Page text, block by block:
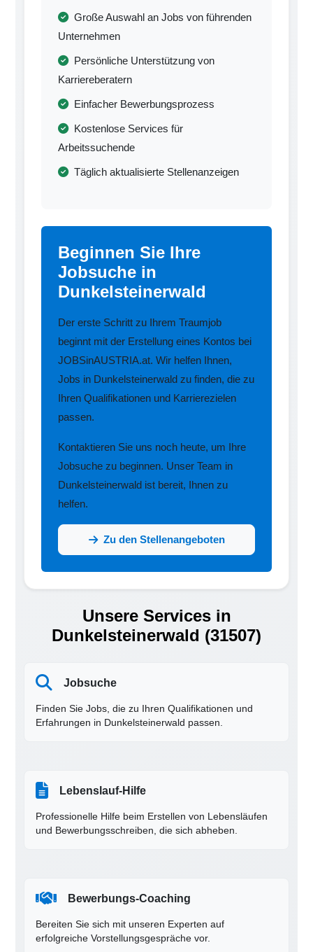
Große Auswahl an Jobs von führenden
Unternehmen
Persönliche Unterstützung von
Karriereberatern
Einfacher Bewerbungsprozess
Kostenlose Services für
Arbeitssuchende
Täglich aktualisierte Stellenanzeigen
Beginnen Sie Ihre
Jobsuche in
Dunkelsteinerwald
Der erste Schritt zu Ihrem Traumjob
beginnt mit der Erstellung eines Kontos bei
JOBSinAUSTRIA.at. Wir helfen Ihnen,
Jobs in Dunkelsteinerwald zu finden, die zu
Ihren Qualifikationen und Karrierezielen
passen.
Kontaktieren Sie uns noch heute, um Ihre
Jobsuche zu beginnen. Unser Team in
Dunkelsteinerwald ist bereit, Ihnen zu
helfen.
Zu den Stellenangeboten
Unsere Services in
Dunkelsteinerwald (31507)
Jobsuche
Finden Sie Jobs, die zu Ihren Qualifikationen und
Erfahrungen in Dunkelsteinerwald passen.
Lebenslauf-Hilfe
Professionelle Hilfe beim Erstellen von Lebensläufen
und Bewerbungsschreiben, die sich abheben.
Bewerbungs-Coaching
Bereiten Sie sich mit unseren Experten auf
erfolgreiche Vorstellungsgespräche vor.